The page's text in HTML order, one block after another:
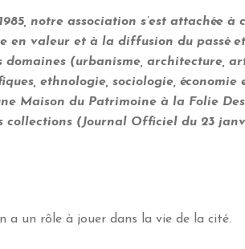
notre association s’est attachée
en valeur et à la diffusion du passé
domaines (urbanisme, architecture,
ethnologie, sociologie, économie
Maison du Patrimoine à la Folie
collections (Journal Officiel du 23
a un rôle à jouer dans la vie de la cité.